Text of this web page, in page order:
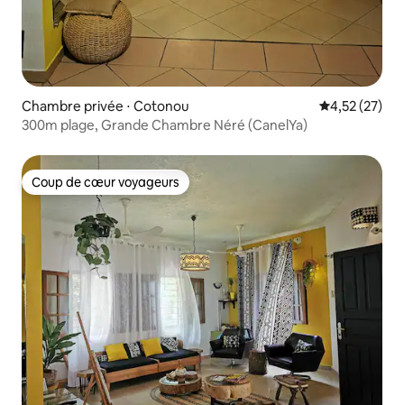
Chambre privée ⋅ Cotonou Évaluation
4,52 (27)
300m plage, Grande Chambre Néré (CanelYa)
Coup de cœur voyageurs
Coup de cœur voyageurs